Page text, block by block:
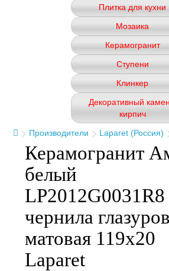
Плитка для кухни
Мозаика
Керамогранит
Ступени
Клинкер
Декоративный
кирпич
Производители
Laparet (Россия)
Керамогранит
белый
LP2012G0031R8
чернила
матовая 119x20
Laparet